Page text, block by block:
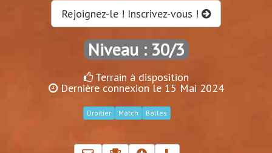
Rejoignez-le ! Inscrivez-vous !
Niveau : 30/3
Terrain à disposition
Dernière connexion le 15 Mai 2024
Droitier Match Balles